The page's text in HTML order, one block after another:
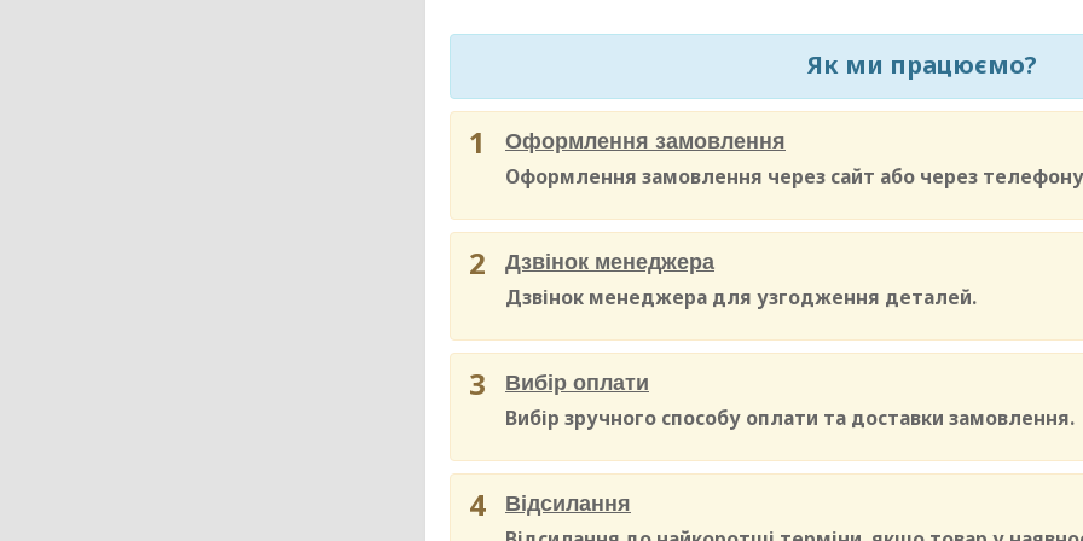
Як ми працюємо?
1 Оформлення замовлення
Оформлення замовлення через сайт або через
2 Дзвінок менеджера
Дзвінок менеджера для узгодження деталей.
3 Вибір оплати
Вибір зручного способу оплати та доставки замовлення.
4 Відсилання